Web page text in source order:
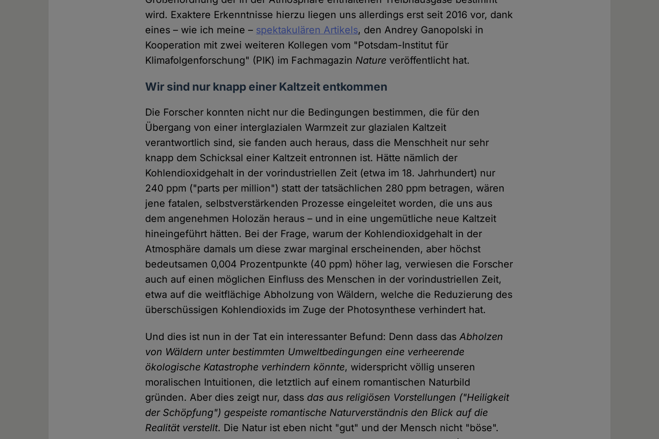
wird. Exaktere Erkenntnisse hierzu liegen uns allerdings erst seit 2016 vor, dank
eines – wie ich meine – spektakulären Artikels, den Andrey Ganopolski in
Kooperation mit zwei weiteren Kollegen vom "Potsdam-Institut für
Klimafolgenforschung" (PIK) im Fachmagazin Nature veröffentlicht hat.
Wir sind nur knapp einer Kaltzeit entkommen
Die Forscher konnten nicht nur die Bedingungen bestimmen, die für den
Übergang von einer interglazialen Warmzeit zur glazialen Kaltzeit
verantwortlich sind, sie fanden auch heraus, dass die Menschheit nur sehr
knapp dem Schicksal einer Kaltzeit entronnen ist. Hätte nämlich der
Kohlendioxidgehalt in der vorindustriellen Zeit (etwa im 18. Jahrhundert) nur
240 ppm ("parts per million") statt der tatsächlichen 280 ppm betragen, wären
jene fatalen, selbstverstärkenden Prozesse eingeleitet worden, die uns aus
dem angenehmen Holozän heraus – und in eine ungemütliche neue Kaltzeit
hineingeführt hätten. Bei der Frage, warum der Kohlendioxidgehalt in der
Atmosphäre damals um diese zwar marginal erscheinenden, aber höchst
bedeutsamen 0,004 Prozentpunkte (40 ppm) höher lag, verwiesen die Forscher
auch auf einen möglichen Einfluss des Menschen in der vorindustriellen Zeit,
etwa auf die weitflächige Abholzung von Wäldern, welche die Reduzierung des
überschüssigen Kohlendioxids im Zuge der Photosynthese verhindert hat.
Und dies ist nun in der Tat ein interessanter Befund: Denn dass dasAbholzen
von Wäldern unter bestimmten Umweltbedingungen eine verheerende
ökologische Katastrophe verhindern könnte, widerspricht völlig unseren
moralischen Intuitionen, die letztlich auf einem romantischen Naturbild
gründen. Aber dies zeigt nur, dass das aus religiösen Vorstellungen ("Heiligkeit
der Schöpfung") gespeiste romantische Naturverständnis den Blick auf die
Realität verstellt. Die Natur ist eben nicht "gut" und der Mensch nicht "böse".